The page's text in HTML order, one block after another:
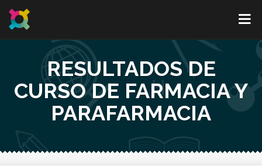
RESULTADOS DE
CURSO DE FARMACIA Y
PARAFARMACIA